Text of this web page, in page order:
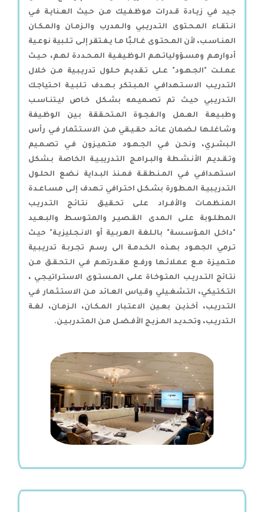
جـيد في زيـادة قـدرات موظـفـيك مـن حـيث العـنايـة فـي
انـتقـاء المـحـتوى التـدريـبي والـمدرب والـزمـان والمـكـان
المنـاسـب، لأن المـحتـوى غـالـبًا مـا يـفـتقر إلـى تـلـبية نوعـية
أدوارهـم ومسـؤولياتـهـم الـوظـيفـية المـحـددة لهـم، حـيـث
عمـلـت "الجـهـود" عـلى تـقديـم حـلول تدريـبـية مـن خـلال
التـدريـب الاسـتـهدافـي المـبـتكر بـهـدف تـلبـيـة احـتياجـك
التـدريـبي حيـث تم تصـميـمه بشـكل خـاص ليـتنـاسـب
وطبـيعة العـمل والـفجـوة المـتحـققة بـين الوظـيفة
وشـاغلـها لـضمان عائـد حقـيـقي مـن الاسـتـثمار فـي رأس
الـبشـري، ونحـن فـي الجـهـود متـميـزون فـي تصـمـيم
وتـقـديـم الأنـشـطة والبـرامـج التـدريبـيـة الخاصة بـشكل
اسـتهـدافـي فـي المـنـطقـة فمـنذ البـداية نـضع الحلـول
التـدريـبيـة المـطورة بشـكـل احتـرافي تـهدف إلـى مسـاعـدة
المنـظمـات والأفـراد علـى تحـقيـق نتـائـج التـدريـب
المطلـوبة علـى الـمدى القـصيـر والمتـوسـط والبـعـيد
"داخـل المـؤسـسة" بالـلغة العربـية أو الانـجـليزيـة" حيـث
تـرمي الجهـود بهـذه الخـدمـة الى رسـم تجـربـة تدريـبـية
متـميـزة مـع عمـلائـها ورفـع مقـدرتهـم فـي الـتحـقـق مـن
نتـائج التـدريـب المتـوخـاة علـى المـستـوى الاستـراتيـجـي ،
التـكتـيكي، التـشغـيلي وقـياس العـائد مـن الاستـثـمار فـي
التـدريـب، آخـذيـن بعـين الاعتـبار المـكـان، الـزمـان، لغـة
الـتدريـب، وتحـديـد المـزيـج الأفـضـل مـن المتـدربـيـن.